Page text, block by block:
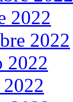
2022
2022
2022